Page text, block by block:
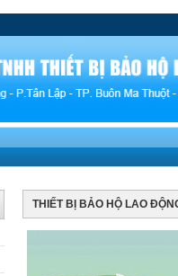
THIẾT BỊ BẢO HỘ LAO